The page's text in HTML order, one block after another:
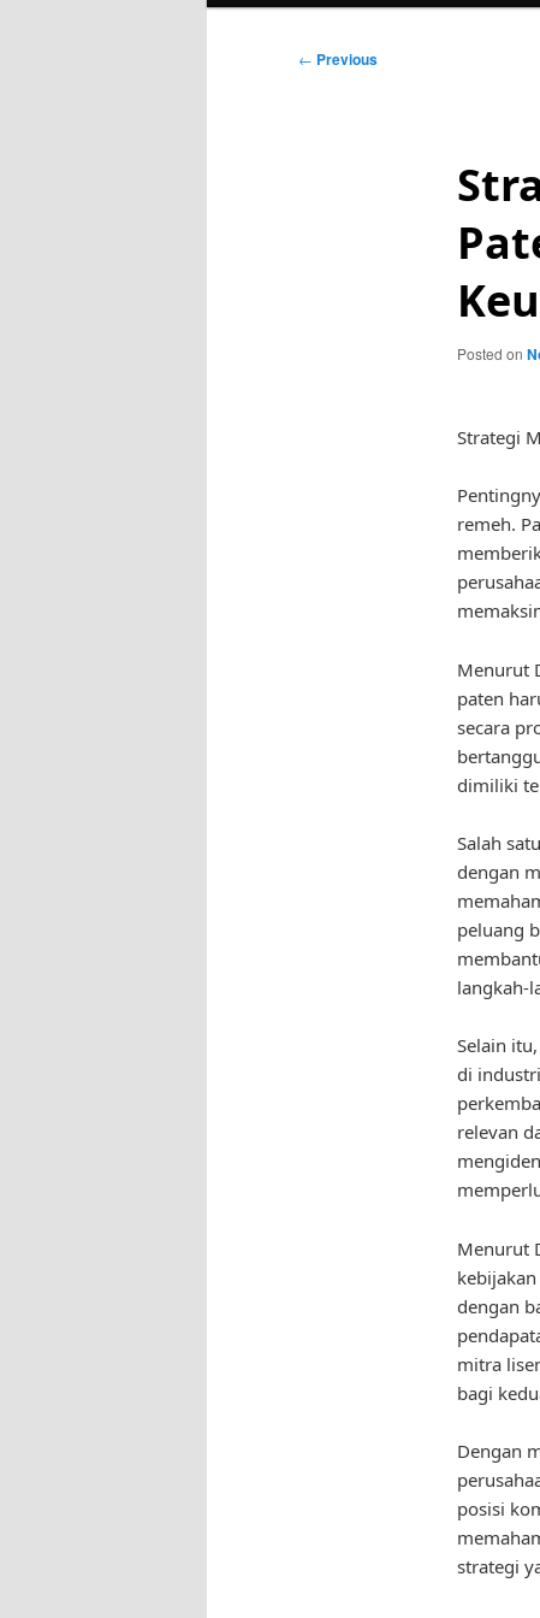
Post
← Previous
Posted on
Strategi
remeh.
Menurut
paten
secara
dimiliki
Salah
dengan
peluang
langkah-
Selain
di
relevan
Menurut
dengan
mitra
bagi
Dengan
posisi
strategi